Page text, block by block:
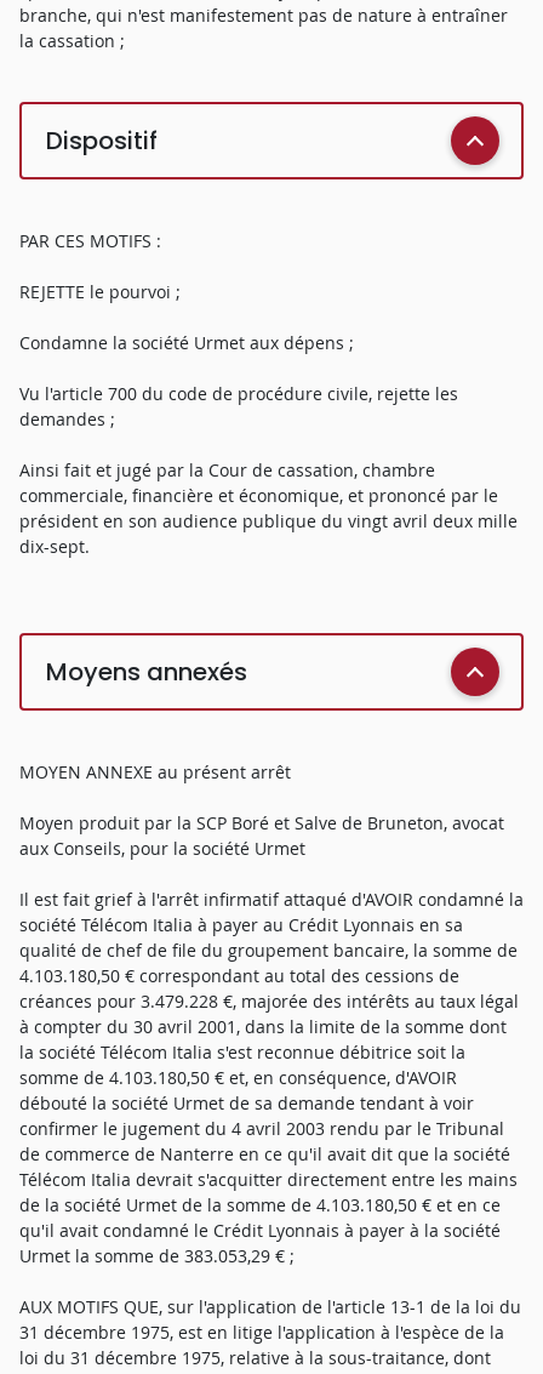
branche, qui n'est manifestement pas de nature à entraîner
la cassation ;
Dispositif
PAR CES MOTIFS :
REJETTE le pourvoi ;
Condamne la société Urmet aux dépens ;
Vu l'article 700 du code de procédure civile, rejette les
demandes ;
Ainsi fait et jugé par la Cour de cassation, chambre
commerciale, financière et économique, et prononcé par le
président en son audience publique du vingt avril deux mille
dix-sept.
Moyens annexés
MOYEN ANNEXE au présent arrêt
Moyen produit par la SCP Boré et Salve de Bruneton, avocat
aux Conseils, pour la société Urmet
Il est fait grief à l'arrêt infirmatif attaqué d'AVOIR condamné la
société Télécom Italia à payer au Crédit Lyonnais en sa
qualité de chef de file du groupement bancaire, la somme de
4.103.180,50 € correspondant au total des cessions de
créances pour 3.479.228 €, majorée des intérêts au taux légal
à compter du 30 avril 2001, dans la limite de la somme dont
la société Télécom Italia s'est reconnue débitrice soit la
somme de 4.103.180,50 € et, en conséquence, d'AVOIR
débouté la société Urmet de sa demande tendant à voir
confirmer le jugement du 4 avril 2003 rendu par le Tribunal
de commerce de Nanterre en ce qu'il avait dit que la société
Télécom Italia devrait s'acquitter directement entre les mains
de la société Urmet de la somme de 4.103.180,50 € et en ce
qu'il avait condamné le Crédit Lyonnais à payer à la société
Urmet la somme de 383.053,29 € ;
AUX MOTIFS QUE, sur l'application de l'article 13-1 de la loi du 31 décembre 1975, est en litige l'application à l'espèce de la loi du 31 décembre 1975, relative à la sous-traitance, dont l'article 13-1 dispose que « l'entrepreneur principal ne peut céder ou nantir les créances résultant du marché ou du contrat passé avec le maître de l'ouvrage qu'à concurrence des sommes qui lui sont dues au titre des travaux qu'il effectue personnellement » ; que l'application de la loi française du 31 décembre 1975 suppose de caractériser l'existence d'un lien de rattachement de l'opération avec la France au regard de l'objectif de protection des sous-traitants, poursuivi par l'article 13-1 ; qu'à cette condition, le sous-traitant étranger ayant contracté avec une société française, bénéficie de la même protection que le sous-traitant français ; qu'il convient donc de rechercher s'il existe, dans l'opération de sous-traitance entre la société CS Télécom et la société Urmet, un lien de rattachement suffisant avec la France, au regard de l'objectif précité, qui conduirait à la considérer comme une loi de police applicable à l'espèce, excluant par voie de conséquence l'application de la loi suisse, expressément désignée dans le contrat de sous-traitance liant les co-contractantes ; que les parties s'opposent sur l'appréciation, au cas d'espèce, des critères de rattachement requis et sur l'existence d'un lien suffisant de l'opération avec la France, qui commande l'application de la loi du 31 décembre 1975, et dont la démonstration est le préalable nécessaire ; qu'en matière de sous-traitance, les critères de rattachement se fondent habituellement sur le lieu d'établissement des parties et sur le lieu d'exécution des travaux et éventuellement sur les stipulations contractuelles qui prévoient des clauses attributives de loi et de juridiction ; qu'il est constant en l'espèce que la société Urmet, sous-traitante, est une société italienne ; qu'elle a exécuté les opérations de sous-traitance en Italie, les matériels de télécommunication en cause ayant été fabriqués, livrés et installés sur le territoire italien ; que les travaux ont été effectués pour le compte d'un maître d'ouvrage italien, la société Télécom Italia et que le contrat de sous-traitance est expressément soumis au droit suisse, et comporte une clause attributive de juridiction à la Cour de justice de Genève ; que la société Urmet et la société Télécom Italia opposent que l'établissement en France, de la société CS Télécom, entreprise principale avec laquelle le contrat de sous-traitance a été conclu, suffit à établir l'existence du lien de rattachement de l'opération avec la France ; mais que contrairement à ce qui est soutenu, ni la circonstance que le recours à la société Urmet ait permis à la société de droit français CS Télécom, dont le siège social est situé à Paris, de remplir ses obligations, et de recevoir en contrepartie le paiement de ses factures, ni le fait que le financement de la société CS Télécom soit assuré par des banques françaises, ne suffisent à caractériser l'existence d'un tel lien, dès lors qu'ainsi qu'il a été dit, les critères de rattachement doivent s'apprécier au regard de l'objectif de protection de la sous-traitance poursuivi par la loi ; qu'en effet, le financement de l'entrepreneur principal et la satisfaction de ses objectifs économiques ne répondent pas au but ainsi poursuivi ; que par ailleurs, l'Italie est au premier chef le pays bénéficiaire économique de l'opération de sous-traitance ; que les terminaux ont été fabriqués sur le territoire italien par les ingénieurs d'Urmet et installés sur les réseaux italiens de la société Télécom Italia ; que de même il ne peut être tiré des dispositions de l'article 3 du Code civil selon lesquelles « les lois de police et de sûreté obligent tous ceux qui habitent le territoire », que la situation sur le territoire français, du siège social de l'entreprise principale, constitue un critère suffisant ; qu'il s'ensuit qu'en l'absence de tout autre critère de rattachement à la France, qui soit en lien avec l'objectif poursuivi, tels que le lieu d'établissement du sous-traitant, mais également le lieu d'exécution de la prestation, et/ou la destination finale des produits sous-traités, lesquels sont tous rattachés à l'Italie, la société Urmet et la société Télécom Italia sont mal fondées en leurs demandes ; qu'il découle de ce qui précède que la condition du lien de rattachement à la France, exigée pour considérer les dispositions de l'article 13-1 de la loi du 31 décembre 1975 comme une loi de police applicable à l'opération litigieuse, conformément à l'article 7 du Traité de Rome, n'est pas remplie ; que par suite les développements de la société Urmet sur le caractère inique dû à l'absence de protection offerte au sous-traitant étranger par rapport au sous-traitant français sont sans portée ; qu'enfin la société Télécom Italia s'estime fondée à opposer aux banques les conventions (d'ouverture de crédit et de cession de créances à titre de garantie) du septembre 1999 qu'elles ont conclues avec la société CS Télécom, et qui sont soumises au droit français, en se prévalant de ce qu'elles auraient contractuellement convenu de soumettre les rapports « entre CS Télécom et tout sous-traitant » à la loi du 31 décembre 1975 puisqu'il y est stipulé l'interdiction, pour la société CS Télécom, de céder ou de nantir les marchés qu'elle sous-traite ; que la société Télécom Italia en déduit que par application de l'article 13-1 de cette loi, les cessions de créance des banques ne sont pas opposables à la société Urmet, sous-traitante ; mais qu'il est rappelé que les dispositions de l'article 13-1 de la loi du décembre 1975 relative à la sous-traitance, ne peuvent être opposées aux banques cessionnaires qu'à la condition que la loi française soit applicable au contrat liant le cédant, la société CS Télécom, et le sous-traitant, la société Urmet (arrêt de la Cour de cassation du 19 décembre 2006) ; qu'or, tout d'abord le contrat de sous-traitance conclu le 4 avril 2000 entre ces deux sociétés a expressément été soumis à la loi suisse, qui ne comporte pas de dispositions sur la sous-traitance ; qu'ensuite, la clause invoquée par la société Télécom Italia constitue la reproduction de l'article 13-1 de la loi du 31 décembre 1975 ; qu'elle ne pourrait donc être opposée aux banques cessionnaires qu'à la condition que la loi du 31 décembre 1975 soit applicable à l'opération de sous-traitance en cause, dont il a été dit précédemment d'une part, que la démonstration d'un lien de rattachement avec la France en était le préalable nécessaire ; d'autre part que ce lien n'était pas établi en l'espèce ; que par voie de conséquence, le moyen est inopérant ; que sur l'action directe de la société Urmet, la société Urmet soutient également qu'elle est en droit d'opposer aux banques d'une part, l'autorisation de se faire payer directement par la société Télécom Italia qui lui avait été donnée par la société CS Télécom, dans la lettre du 9 avril 2001, et d'autre part, le bénéfice de l'action directe expressément prévue à l'article 12 de la loi du 31 décembre 1975 ; mais que selon l'article L. 313-24 du Code monétaire et financier, même lorsqu'elle est effectuée à titre de garantie, la cession de créance transfère au cessionnaire la créance cédée ; que le changement de titulaire de la créance s'opère à compter de la date figurant sur le bordereau ; qu'il en résulte que lorsqu'elle a autorisé, le 9 avril 2001, la société Urmet à se faire payer directement par la société Télécom Italia, la société CS Télécom n'était plus titulaire des créances cédées, à tout le moins pour les créances ayant fait l'objet des bordereaux Dailly n° 6 à 12, qui sont tous datés d'une période se situant entre le 5 février 2001 et le 30 mars 2001, le 13ème bordereau étant du 12 avril 2001 ; qu'en outre, la lettre du 9 avril 2001, qui n'a pas fait l'objet des formalités prescrites à l'article 1690 du Code civil, n'est pas opposable aux tiers ; qu'enfin, la société Urmet ne peut se prévaloir du bénéfice de l'action directe de l'article de la loi du 31 décembre 1975 ; qu'en effet, pour le même motif que précédemment, tiré du défaut de lien de rattachement suffisant de l'opération de sous-traitance avec la France, au regard de l'objectif de protection du sous-traitant pour lequel l'article 12 de cette loi a été institué, ce texte n'a pas vocation à s'appliquer ; qu'il résulte de ces développements que les cessions de créances consenties aux banques par la société CS Télécom sont opposables à la société Urmet et que le jugement du tribunal de commerce de Nanterre du 4 avril 2003 doit être infirmé en toutes ses dispositions ; que sur les paiements effectués par la société Télécom Italia et les demandes formées contre celle-ci, il est constant que la société Télécom Italia a versé entre les mains de la société Urmet, la somme de 4.103.180,50 euros, en exécution de l'arrêt de la Cour d'appel de Versailles ; que cependant les cessions de créances consenties aux banques par la société CS Télécom étant opposables à la société Télécom Italia, celle-ci est tenue à paiement à l'égard des banques, des sommes dont elle s'est reconnue débitrice, soit 4.103.180,50 euros ; qu'elle ne peut utilement s'y opposer au seul motif qu'elle a déjà effectué le paiement au bénéfice de la société Urmet ; qu'en outre, observation étant faite que la société Télécom Italia ne précise pas le fondement juridique de sa demande, rien ne permet de l'autoriser à ne pas s'acquitter des sommes dues à l'égard de celles-ci qu'une fois que la société Urmet l'aura remboursée des sommes qu'elle lui a réglées ; qu'au vu du décompte produit par les banques, il était dû à celles-ci au 30 avril 2012, la somme de 4.482.840 euros, comprenant la somme principale de 3.479.228 euros, ainsi que les intérêts au taux légal courus à compter du 30 avril 2001, date de la notification des cessions de créances à la sociét